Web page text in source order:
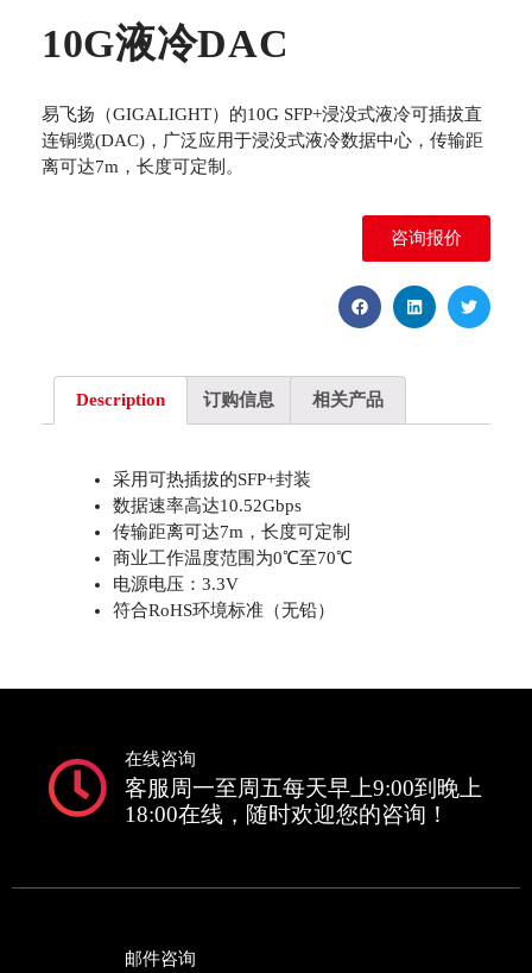
10G液冷DAC
易飞扬（GIGALIGHT）的10G SFP+浸没式液冷可插拔直
连铜缆(DAC)，广泛应用于浸没式液冷数据中心，传输距
离可达7m，长度可定制。
咨询报价
Description 订购信息 相关产品
采用可热插拔的SFP+封装
数据速率高达10.52Gbps
传输距离可达7m，长度可定制
商业工作温度范围为0℃至70℃
电源电压：3.3V
符合RoHS环境标准（无铅）
在线咨询
客服周一至周五每天早上9:00到晚上
18:00在线，随时欢迎您的咨询！
邮件咨询